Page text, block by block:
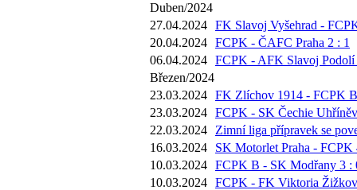
Duben/2024
27.04.2024 FK Slavoj Vyšehrad -
20.04.2024 FCPK - ČAFC Praha 2 : 1
06.04.2024 FCPK - AFK Slavoj Podolí
Březen/2024
23.03.2024 FK Zlíchov 1914 - FCPK
23.03.2024 FCPK - SK Čechie
22.03.2024
Zimní liga přípravek se
16.03.2024
SK Motorlet Praha - FCPK
10.03.2024 FCPK B - SK Modřany 3 :
10.03.2024 FCPK - FK Viktoria